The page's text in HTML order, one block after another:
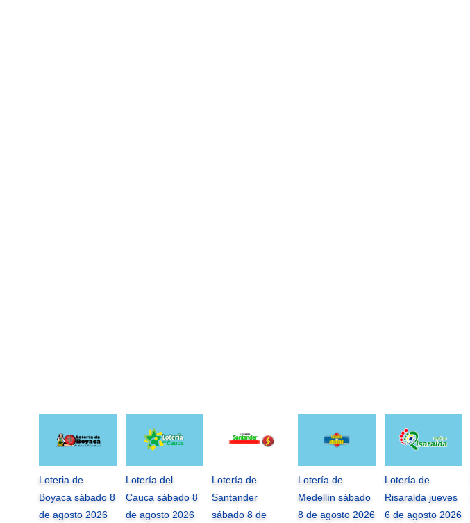
Loteria de
Boyaca sábado 8
de agosto 2026
Lotería del
Cauca sábado 8
de agosto 2026
Lotería de
Santander
sábado 8 de
Lotería de
Medellín sábado
8 de agosto 2026
Lotería de
Risaralda jueves
6 de agosto 2026